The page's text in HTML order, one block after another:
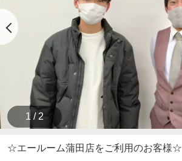
1 / 2
☆エールーム蒲田店をご利用のお客様☆